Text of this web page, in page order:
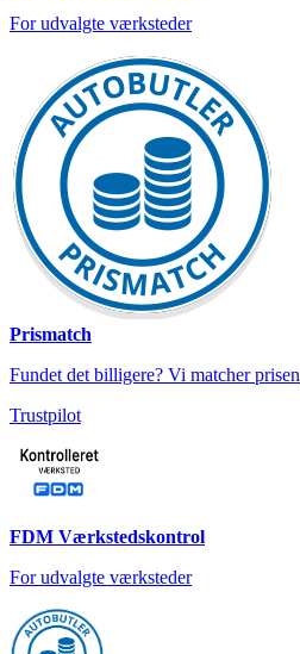
For udvalgte værksteder
Prismatch
Fundet det billigere? Vi matcher prisen
Trustpilot
FDM Værkstedskontrol
For udvalgte værksteder